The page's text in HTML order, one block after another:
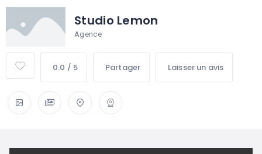
Studio Lemon
Agence
0.0 / 5 Partager Laisser un avis